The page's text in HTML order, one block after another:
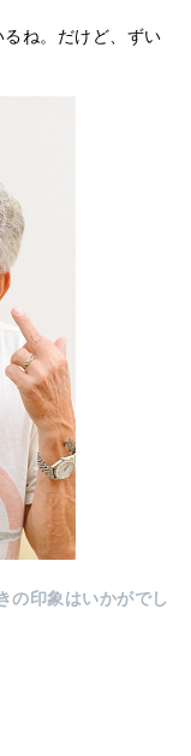
ね。だけど、ずい
の印象はいかがでし